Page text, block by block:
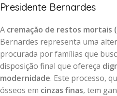
Presidente Bernardes
A cremação de restos mortais
Bernardes representa uma
procurada por famílias que
disposição final que ofereça
modernidade. Este processo,
ósseos em cinzas finas, tem